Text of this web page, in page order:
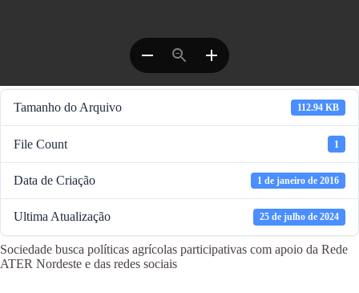
Tamanho do Arquivo 112.94 KB
File Count 1
Data de Criação 1 de janeiro de 2016
Ultima Atualização 25 de julho de 2024
Sociedade busca políticas agrícolas participativas com apoio da Rede
ATER Nordeste e das redes sociais